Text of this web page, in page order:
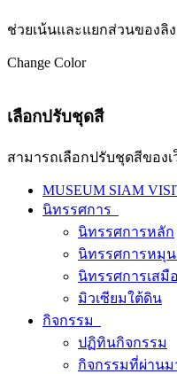
ช่วยเน้นและแยกส่วนของลิ
Change Color
เลือกปรับชุดสี
สามารถเลือกปรับชุดสีของ
MUSEUM SIAM
นิทรรศการ
นิทรรศการหลัก
นิทรรศการหมุน
นิทรรศการเสมื
มิวเซียมใต้ดิน
กิจกรรม
ปฏิทินกิจกรรม
กิจกรรมที่ผ่านม